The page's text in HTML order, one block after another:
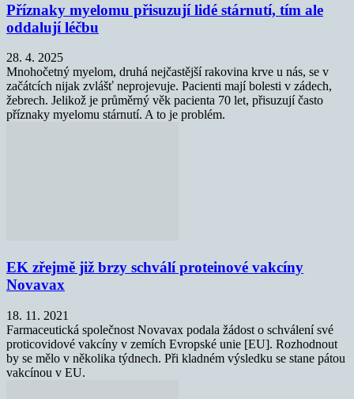
Příznaky myelomu přisuzují lidé stárnutí, tím ale
oddalují léčbu
28. 4. 2025
Mnohočetný myelom, druhá nejčastější rakovina krve u nás, se v
začátcích nijak zvlášť neprojevuje. Pacienti mají bolesti v zádech,
žebrech. Jelikož je průměrný věk pacienta 70 let, přisuzují často
příznaky myelomu stárnutí. A to je problém.
EK zřejmě již brzy schválí proteinové vakcíny
Novavax
18. 11. 2021
Farmaceutická společnost Novavax podala žádost o schválení své
proticovidové vakcíny v zemích Evropské unie [EU]. Rozhodnout
by se mělo v několika týdnech. Při kladném výsledku se stane pátou
vakcínou v EU.